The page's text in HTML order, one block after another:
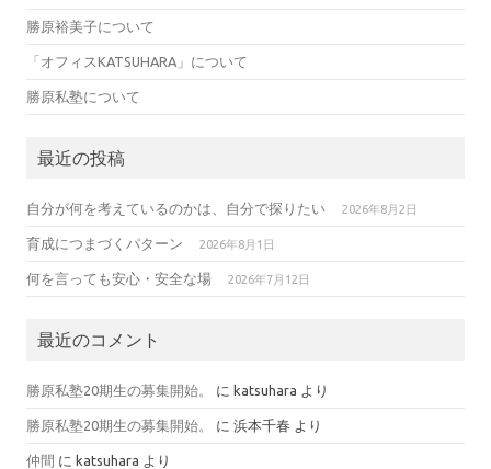
勝原裕美子について
「オフィスKATSUHARA」について
勝原私塾について
最近の投稿
自分が何を考えているのかは、自分で探りたい 2026年8月2日
育成につまづくパターン 2026年8月1日
何を言っても安心・安全な場 2026年7月12日
最近のコメント
勝原私塾20期生の募集開始。 に katsuhara より
勝原私塾20期生の募集開始。 に 浜本千春 より
仲間 に katsuhara より